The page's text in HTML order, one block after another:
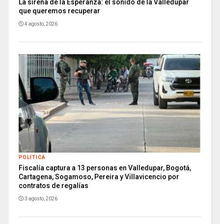
La sirena de la Esperanza: el sonido de la Valledupar
que queremos recuperar
4 agosto, 2026
POLITICA
Fiscalía captura a 13 personas en Valledupar, Bogotá,
Cartagena, Sogamoso, Pereira y Villavicencio por
contratos de regalías
3 agosto, 2026